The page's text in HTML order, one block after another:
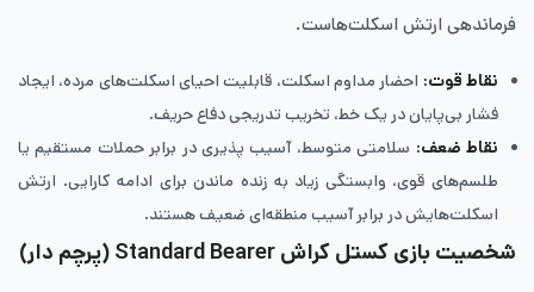
فرماندهی ارتش اسکلت‌هاست.
نقاط قوت: احضار مداوم اسکلت، قابلیت احیای اسکلت‌های مرده، ایجاد
فشار بی‌پایان در یک خط، تخریب تدریجی دفاع حریف.
نقاط ضعف: سلامتی متوسط، آسیب ‌پذیری در برابر حملات مستقیم یا
طلسم‌های قوی، وابستگی زیاد به زنده ماندن برای ادامه کارایی. ارتش
اسکلت‌هایش در برابر آسیب منطقه‌ای ضعیف هستند.
شخصیت بازی کستل کراش Standard Bearer (پرچم‌ دار)